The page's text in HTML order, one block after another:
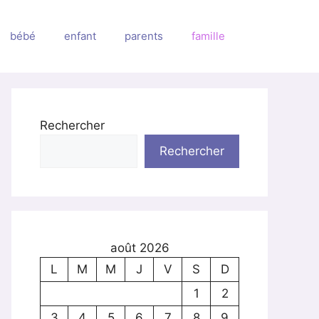
bébé enfant parents famille
Rechercher
Rechercher
août 2026
L
M M J V S
D
1
2